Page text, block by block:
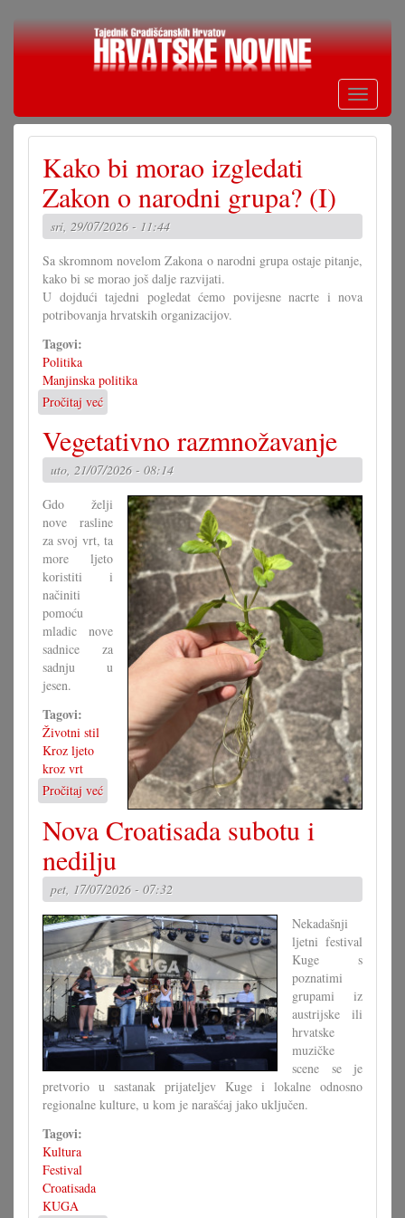
Skoči
Toggle
Kako bi morao izgledati
Zakon o narodni grupa? (I)
sri, 29/07/2026 - 11:44
Sa skromnom novelom Zakona o narodni grupa ostaje pitanje,
kako bi se morao još dalje razvijati.
U dojdući tajedni pogledat ćemo povijesne nacrte i nova
potribovanja hrvatskih organizacijov.
Tagovi:
Politika
Manjinska politika
Pročitaj već
Kako
bi
morao
izgledati
Zakon
o
narodni
grupa?
(I)
Vegetativno razmnožavanje
uto, 21/07/2026 - 08:14
Gdo želji
nove rasline
za svoj vrt, ta
more ljeto
koristiti i
načiniti
pomoću
mladic nove
sadnice za
sadnju u
jesen.
Tagovi:
Životni stil
Kroz ljeto
kroz vrt
Pročitaj već
Vegetativno
razmnožavanje
Nova Croatisada subotu i
nedilju
pet, 17/07/2026 - 07:32
Nekadašnji
ljetni festival
Kuge s
poznatimi
grupami iz
austrijske ili
hrvatske
muzičke
scene se je
pretvorio u sastanak prijateljev Kuge i lokalne odnosno
regionalne kulture, u kom je narašćaj jako uključen.
Tagovi:
Kultura
Festival
Croatisada
KUGA